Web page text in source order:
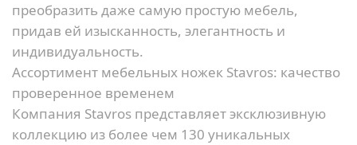
преобразить даже самую простую мебель,
придав ей изысканность, элегантность и
индивидуальность.
Ассортимент мебельных ножек Stavros: качество
проверенное временем
Компания Stavros представляет эксклюзивную
коллекцию из более чем 130 уникальных